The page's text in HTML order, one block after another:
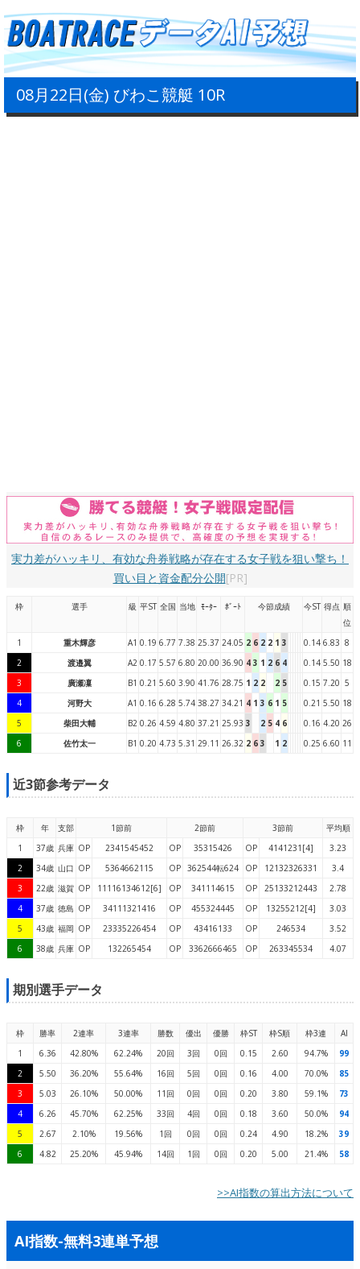
08月22日(金) びわこ競艇 10R
実力差がハッキリ、有効な舟券戦略が存在する女子戦を狙い撃ち！
買い目と資金配分公開[PR]
枠 選手 級 平ST 全国 当地 ﾓｰﾀｰ ﾎﾞｰﾄ 今節成績 今ST 得点 順
位
1
重木輝彦 A1 0.19 6.77 7.38 25.37 24.05 2 6 2 2 1 3 0.14 6.83 8
2
渡邉翼 A2 0.17 5.57 6.80 20.00 36.90 4 3 1 2 6 4 0.14 5.50 18
3
廣瀬凜 B1 0.21 5.60 3.90 41.76 28.75 1 2 2 2 5 0.15 7.20 5
4
河野大 A1 0.16 6.28 5.74 38.27 34.21 4 1 3 6 1 5 0.21 5.50 18
5
柴田大輔 B2 0.26 4.59 4.80 37.21 25.93 3 2 5 4 6 0.16 4.20 26
6
佐竹太一 B1 0.20 4.73 5.31 29.11 26.32 2 6 3 1 2 0.25 6.60 11
近3節参考データ
枠 年 支部 1節前 2節前 3節前
平均順
1
37歳 兵庫 OP 2341545452 OP 35315426 OP 4141231[4]
3.23
2
34歳 山口 OP 5364662115 OP 362544転624 OP 12132326331
3.4
3
22歳 滋賀 OP 11116134612[6] OP 341114615 OP 25133212443
2.78
4
37歳 徳島 OP 34111321416 OP 455324445 OP 13255212[4]
3.03
5
43歳 福岡 OP 23335226454 OP 43416133 OP 246534
3.52
6
38歳 兵庫 OP 132265454 OP 3362666465 OP 263345534 4.07
期別選手データ
枠 勝率 2連率 3連率 勝数 優出 優勝 枠ST 枠S順 枠3連
AI
1
6.36 42.80% 62.24% 20回 3回 0回 0.15 2.60 94.7%
99
2
5.50 36.20% 55.64% 16回 5回 0回 0.16 4.00 70.0%
85
3
5.03 26.10% 50.00% 11回 0回 0回 0.20 3.80 59.1%
73
4
6.26 45.70% 62.25% 33回 4回 0回 0.18 3.60 50.0%
94
5
2.67 2.10% 19.56% 1回 0回 0回 0.24 4.90 18.2%
39
6
4.82 25.20% 45.94% 14回 1回 0回 0.20 5.00 21.4% 58
>>AI指数の算出方法について
AI指数-無料3連単予想